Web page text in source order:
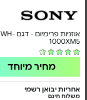
אוזניות פרימיום - דגם WH-
1000XM5
מחיר מיוחד
אחריות יבואן רשמי
משלוח חינם